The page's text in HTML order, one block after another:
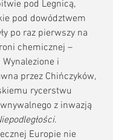
pod Legnicą,
pod dowództwem
po raz pierwszy na
chemicznej –
i
przez Chińczyków,
rycerstwu
z inwazją
.
Europie nie